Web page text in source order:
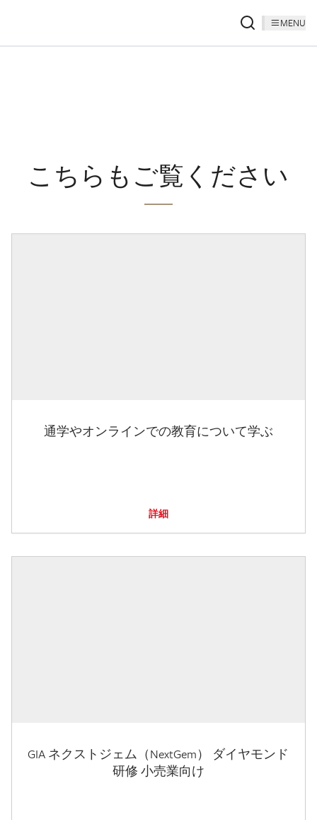
MENU
こちらもご覧ください
通学やオンラインでの教育について学ぶ
詳細
GIA ネクストジェム（NextGem） ダイヤモンド
研修 小売業向け